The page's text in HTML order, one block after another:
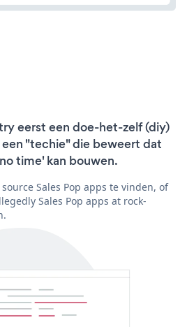
eerst een doe-het-zelf (diy)
"techie" die beweert dat
time' kan bouwen.
Sales Pop apps te vinden, of
Sales Pop apps at rock-